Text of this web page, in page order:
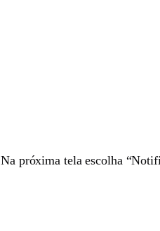
Na próxima tela escolha